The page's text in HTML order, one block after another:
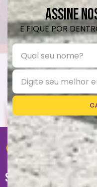
ASSINE
E FIQUE POR
SUPORTE